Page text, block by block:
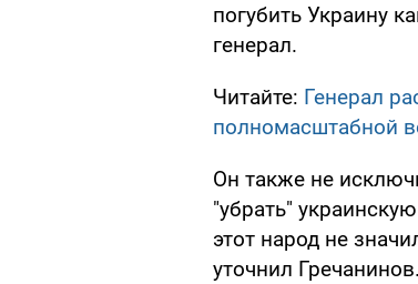
погубить Украину
генерал.
Читайте: Генерал
полномасштабной
Он также не
"убрать"
этот народ не
уточнил